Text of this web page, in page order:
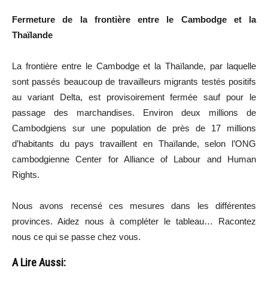
Fermeture de la frontière entre le Cambodge et la
Thaïlande
La frontière entre le Cambodge et la Thaïlande, par laquelle
sont passés beaucoup de travailleurs migrants testés positifs
au variant Delta, est provisoirement fermée sauf pour le
passage des marchandises. Environ deux millions de
Cambodgiens sur une population de près de 17 millions
d’habitants du pays travaillent en Thaïlande, selon l’ONG
cambodgienne Center for Alliance of Labour and Human
Rights.
Nous avons recensé ces mesures dans les différentes
provinces. Aidez nous à compléter le tableau… Racontez
nous ce qui se passe chez vous.
A Lire Aussi: